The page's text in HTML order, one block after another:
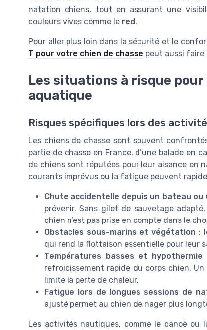
natation chiens, tout en assurant une
couleurs vives comme le red.
Pour aller plus loin dans la sécurité et le
T pour votre chien de chasse peut aussi faire
Les situations à risque
aquatique
Risques spécifiques lors des
Les chiens de chasse sont souvent
partie de chasse en France, d’une balade en
de chiens sont réputées pour leur aisance en
courants imprévus ou la fatigue peuvent
Chute accidentelle depuis un bateau ou
prévenir. Sans gilet de sauvetage
chien n’est pas prise en compte dans le
Obstacles sous-marins et végétation :
qui rend la flottaison essentielle pour leur
Températures basses et hypothermie
refroidissement rapide du corps chien.
limite la perte de chaleur.
Fatigue lors de longues sessions de
ajusté permet au chien de nager plus
Les activités nautiques, comme le canoë ou